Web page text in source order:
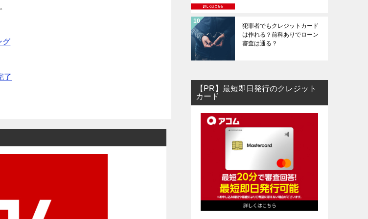
グ
了
犯罪者でもクレジットカード
は作れる？前科ありでローン
審査は通る？
【PR】最短即日発行のクレジット
カード